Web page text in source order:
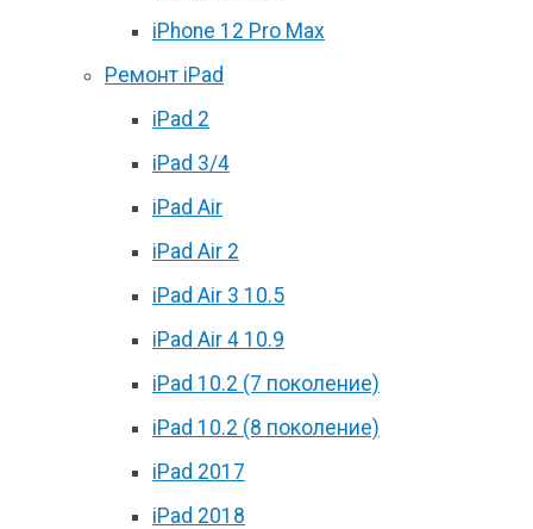
iPhone 12 Pro Max
Ремонт iPad
iPad 2
iPad 3/4
iPad Air
iPad Air 2
iPad Air 3 10.5
iPad Air 4 10.9
iPad 10.2 (7 поколение)
iPad 10.2 (8 поколение)
iPad 2017
iPad 2018